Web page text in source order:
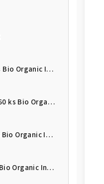
TRIPHALA kapsuly 60 ks Bio Organic India
Ashwagandha kapsuly 60 ks Bio Organic India
Shatavari kapsuly 60 ks Bio Organic India
TRIKATU kapsuly 60 ks Bio Organic India